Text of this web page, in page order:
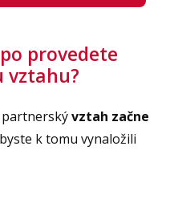
provedete
vztahu?
partnerskývztah začne
k tomu vynaložili